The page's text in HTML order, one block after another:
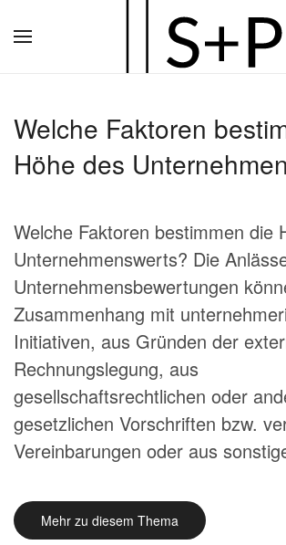
Hauptinhalt
Welche Faktoren
Höhe des
Welche Faktoren bestimmen die
Unternehmenswerts? Die
Unternehmensbewertungen
Zusammenhang mit
Initiativen, aus Gründen der
Rechnungslegung, aus
gesellschaftsrechtlichen oder
gesetzlichen Vorschriften bzw.
Vereinbarungen oder aus
Mehr zu diesem Thema